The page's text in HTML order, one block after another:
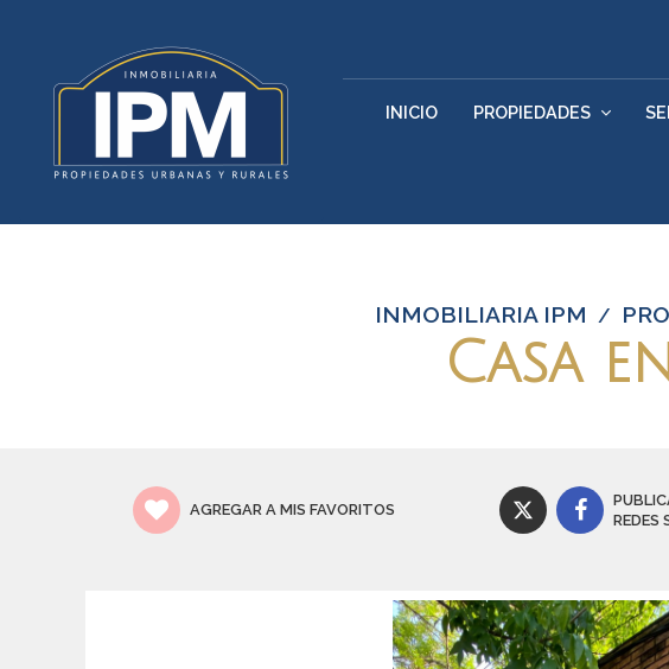
INICIO PROPIEDADES
INMOBILIARIA IPM /
Casa
AGREGAR A MIS FAVORITOS
REDES